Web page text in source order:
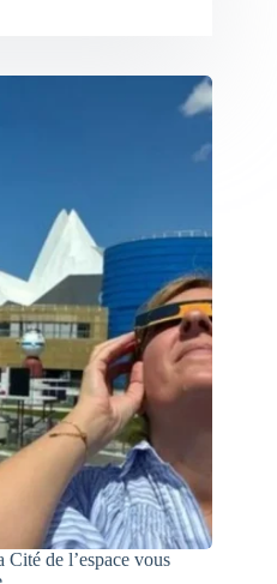
de l’espace vous